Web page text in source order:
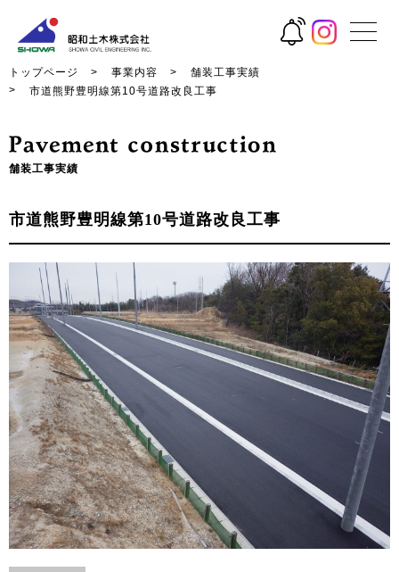
トップページ 事業内容
舗装工事実績
市道熊野豊明線第10号道路改良工事
舗装工事実績
市道熊野豊明線第10号道路改良工事